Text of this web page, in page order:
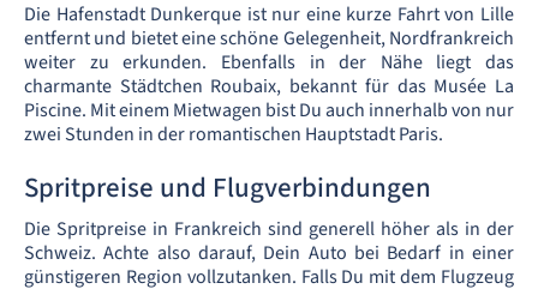
Die Hafenstadt Dunkerque ist nur eine kurze Fahrt von Lille
entfernt und bietet eine schöne Gelegenheit, Nordfrankreich
weiter zu erkunden. Ebenfalls in der Nähe liegt das
charmante Städtchen Roubaix, bekannt für das Musée La
Piscine. Mit einem Mietwagen bist Du auch innerhalb von nur
zwei Stunden in der romantischen Hauptstadt Paris.
Spritpreise und Flugverbindungen
Die Spritpreise in Frankreich sind generell höher als in der
Schweiz. Achte also darauf, Dein Auto bei Bedarf in einer
günstigeren Region vollzutanken. Falls Du mit dem Flugzeug